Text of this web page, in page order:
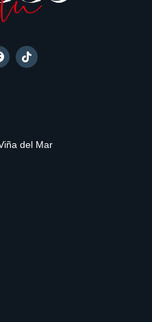
T
i
del Mar